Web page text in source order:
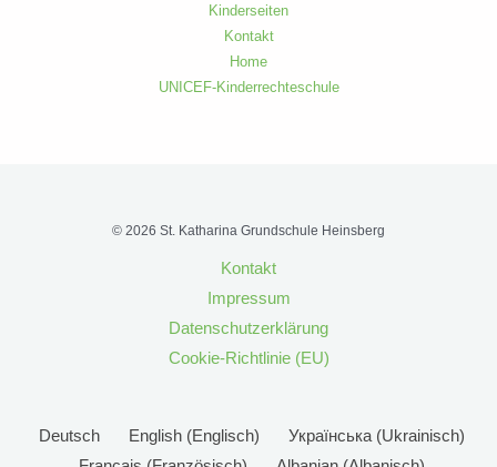
Kinderseiten
Kontakt
Home
UNICEF-Kinderrechteschule
© 2026 St. Katharina Grundschule Heinsberg
Kontakt
Impressum
Datenschutzerklärung
Cookie-Richtlinie (EU)
Deutsch English(Englisch) Українська(Ukrainisch)